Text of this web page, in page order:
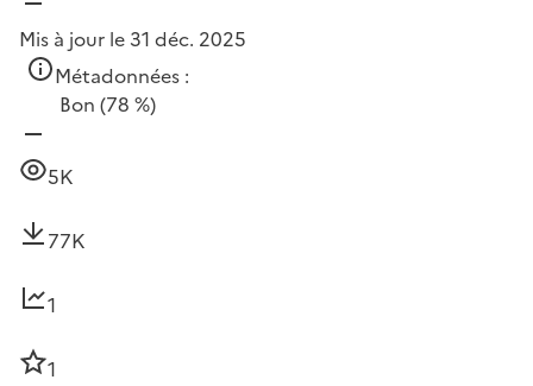
Mis à jour le 31 déc. 2025
Métadonnées :
Bon (78 %)
5K
77K
1
1